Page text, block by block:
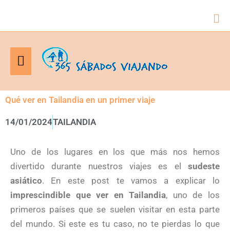
Menú
principal
Qué ver en Tailandia en un primer viaje
14/01/2024TAILANDIA
Uno de los lugares en los que más nos hemos
divertido durante nuestros viajes es el sudeste
asiático. En este post te vamos a explicar lo
imprescindible que ver en Tailandia, uno de los
primeros países que se suelen visitar en esta parte
del mundo. Si este es tu caso, no te pierdas lo que